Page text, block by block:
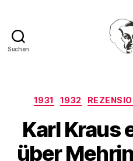
Suchen
1931 1932
Karl Kraus
über